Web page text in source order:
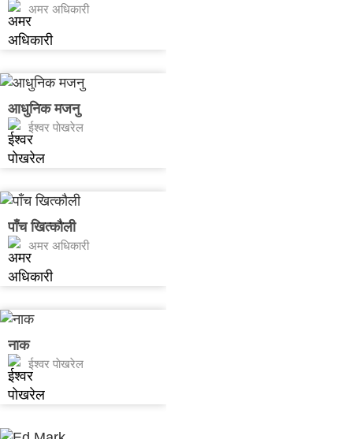
अमर अधिकारी
आधुनिक मजनु
ईश्वर पाेखरेल
पाँच खित्कौली
अमर अधिकारी
नाक
ईश्वर पाेखरेल